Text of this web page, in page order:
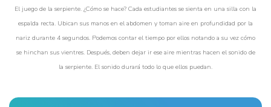
El juego de la serpiente. ¿Cómo se hace? Cada estudiantes se sienta en una silla con la
espalda recta. Ubican sus manos en el abdomen y toman aire en profundidad por la
nariz durante 4 segundos. Podemos contar el tiempo por ellos notando a su vez cómo
se hinchan sus vientres. Después, deben dejar ir ese aire mientras hacen el sonido de
la serpiente. El sonido durará todo lo que ellos puedan.